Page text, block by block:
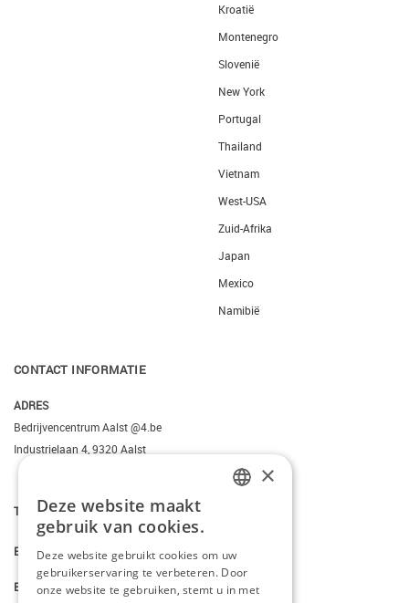
Kroatië
Montenegro
Slovenië
New York
Portugal
Thailand
Vietnam
West-USA
Zuid-Afrika
Japan
Mexico
Namibië
CONTACT INFORMATIE
ADRES
Bedrijvencentrum Aalst @4.be
Industrielaan 4, 9320 Aalst
T. +3223095206
E. info@kiddotravel.be
BTW
ENGLISH
×
Deze website maakt
gebruik van cookies.
Deze website gebruikt cookies om uw
gebruikerservaring te verbeteren. Door
onze website te gebruiken, stemt u in met